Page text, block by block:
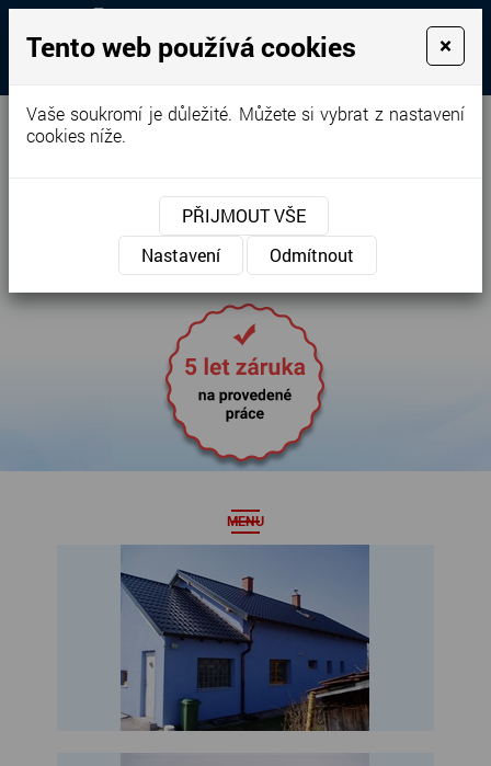
streko.chrudim@seznam.cz
Střechy Chrudim- firma STŘEKO
Chrudim s.r.o.
MENU
Tento web používá cookies ×
Vaše soukromí je důležité. Můžete si vybrat z nastavení
cookies níže.
PŘIJMOUT VŠE
Nastavení
Odmítnout